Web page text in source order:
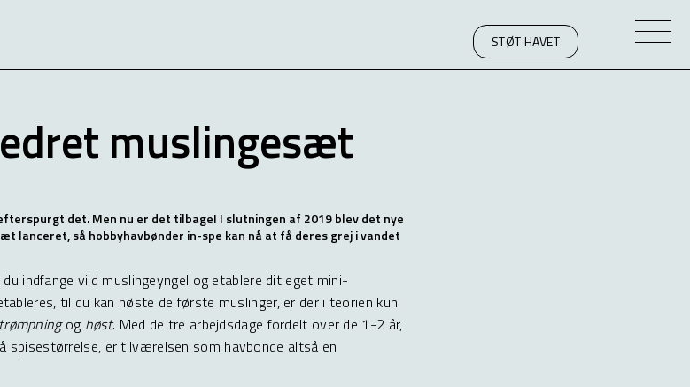
STØT HAVET
muslingesæt
det. Men nu er det tilbage! I slutningen af 2019 blev det nye
lanceret, så hobbyhavbønder in-spe kan nå at få deres grej i vandet
indfange vild muslingeyngel og etablere dit eget mini-
til du kan høste de første muslinger, er der i teorien kun
oghøst. Med de tre arbejdsdage fordelt over de 1-2 år,
spisestørrelse, er tilværelsen som havbonde altså en